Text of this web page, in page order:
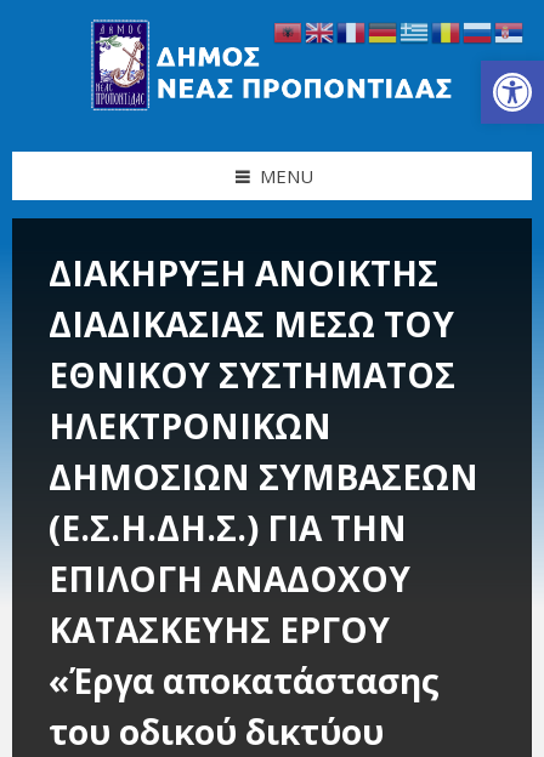
Ανοίξτε τη γραμμή εργαλείων
MENU
ΔΙΑΚΗΡΥΞΗ ΑΝΟΙΚΤΗΣ
ΔΙΑΔΙΚΑΣΙΑΣ ΜΕΣΩ ΤΟΥ
ΕΘΝΙΚΟΥ ΣΥΣΤΗΜΑΤΟΣ
ΗΛΕΚΤΡΟΝΙΚΩΝ
ΔΗΜΟΣΙΩΝ ΣΥΜΒΑΣΕΩΝ
(Ε.Σ.Η.ΔΗ.Σ.) ΓΙΑ ΤΗΝ
ΕΠΙΛΟΓΗ ΑΝΑΔΟΧΟΥ
ΚΑΤΑΣΚΕΥΗΣ ΕΡΓΟΥ
«Έργα αποκατάστασης
του οδικού δικτύου